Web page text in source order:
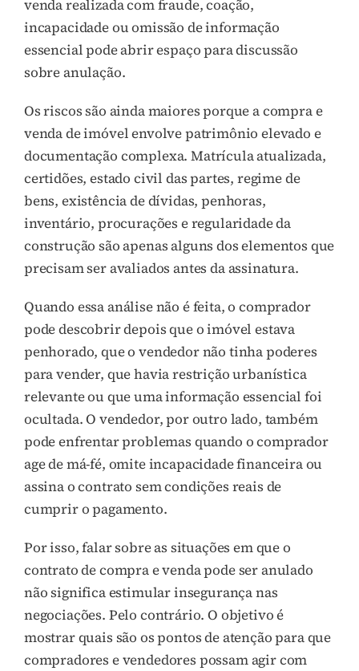
venda realizada com fraude, coação,
incapacidade ou omissão de informação
essencial pode abrir espaço para discussão
sobre anulação.
Os riscos são ainda maiores porque a compra e
venda de imóvel envolve patrimônio elevado e
documentação complexa. Matrícula atualizada,
certidões, estado civil das partes, regime de
bens, existência de dívidas, penhoras,
inventário, procurações e regularidade da
construção são apenas alguns dos elementos que
precisam ser avaliados antes da assinatura.
Quando essa análise não é feita, o comprador
pode descobrir depois que o imóvel estava
penhorado, que o vendedor não tinha poderes
para vender, que havia restrição urbanística
relevante ou que uma informação essencial foi
ocultada. O vendedor, por outro lado, também
pode enfrentar problemas quando o comprador
age de má-fé, omite incapacidade financeira ou
assina o contrato sem condições reais de
cumprir o pagamento.
Por isso, falar sobre as situações em que o
contrato de compra e venda pode ser anulado
não significa estimular insegurança nas
negociações. Pelo contrário. O objetivo é
mostrar quais são os pontos de atenção para que
compradores e vendedores possam agir com